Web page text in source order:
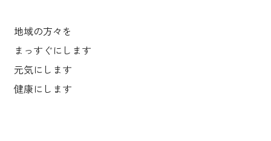
地域の方々を
まっすぐにします
元気にします
健康にします